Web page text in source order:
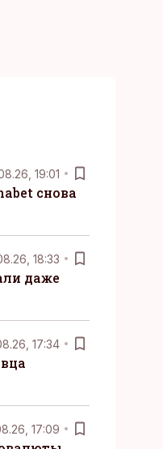
19:01
снова
18:33
даже
17:34
17:09